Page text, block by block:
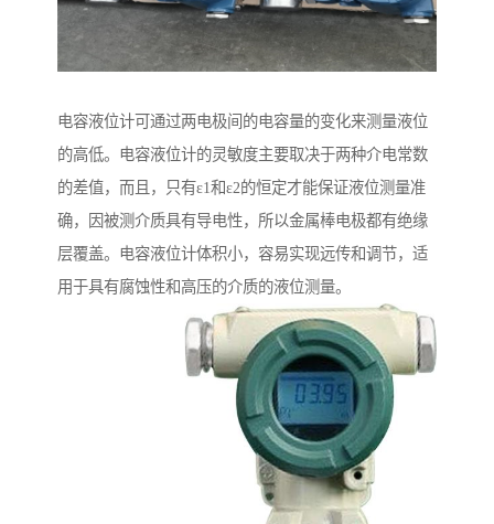
电容液位计可通过两电极间的电容量的变化来测量液位
的高低。电容液位计的灵敏度主要取决于两种介电常数
的差值，而且，只有ε1和ε2的恒定才能保证液位测量准
确，因被测介质具有导电性，所以金属棒电极都有绝缘
层覆盖。电容液位计体积小，容易实现远传和调节，适
用于具有腐蚀性和高压的介质的液位测量。